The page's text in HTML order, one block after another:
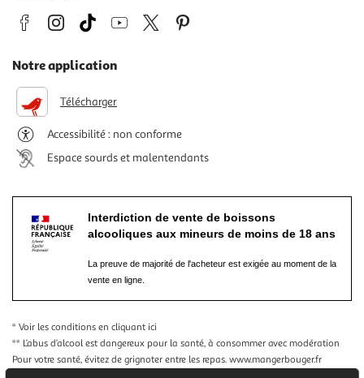
Notre application
Télécharger
Accessibilité : non conforme
Espace sourds et malentendants
Interdiction de vente de boissons
alcooliques aux mineurs de moins de 18 ans
La preuve de majorité de l'acheteur est exigée au moment de la
vente en ligne.
* Voir les conditions en cliquant ici
** L’abus d’alcool est dangereux pour la santé, à consommer avec modération
Pour votre santé, évitez de grignoter entre les repas. www.mangerbouger.fr